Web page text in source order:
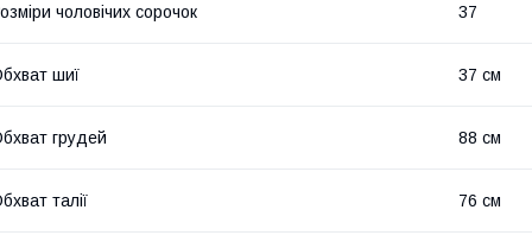
чоловічих сорочок 37
шиї 37 см
грудей 88 см
талії 76 см